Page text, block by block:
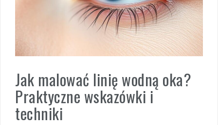
Jak malować linię wodną oka?
Praktyczne wskazówki i
techniki